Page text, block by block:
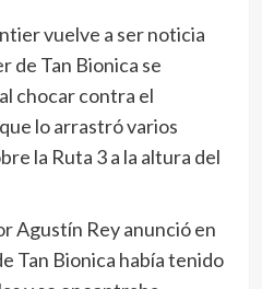
vuelve a ser noticia
de Tan Bionica se
chocar contra el
lo arrastró varios
la Ruta 3 a la altura del
Agustín Rey anunció en
Tan Bionica había tenido